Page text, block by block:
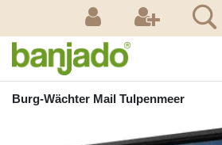
Burg-Wächter Mail Tulpenmeer